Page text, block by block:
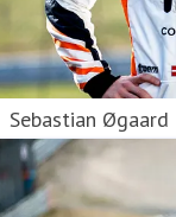
Sebastian Øgaard